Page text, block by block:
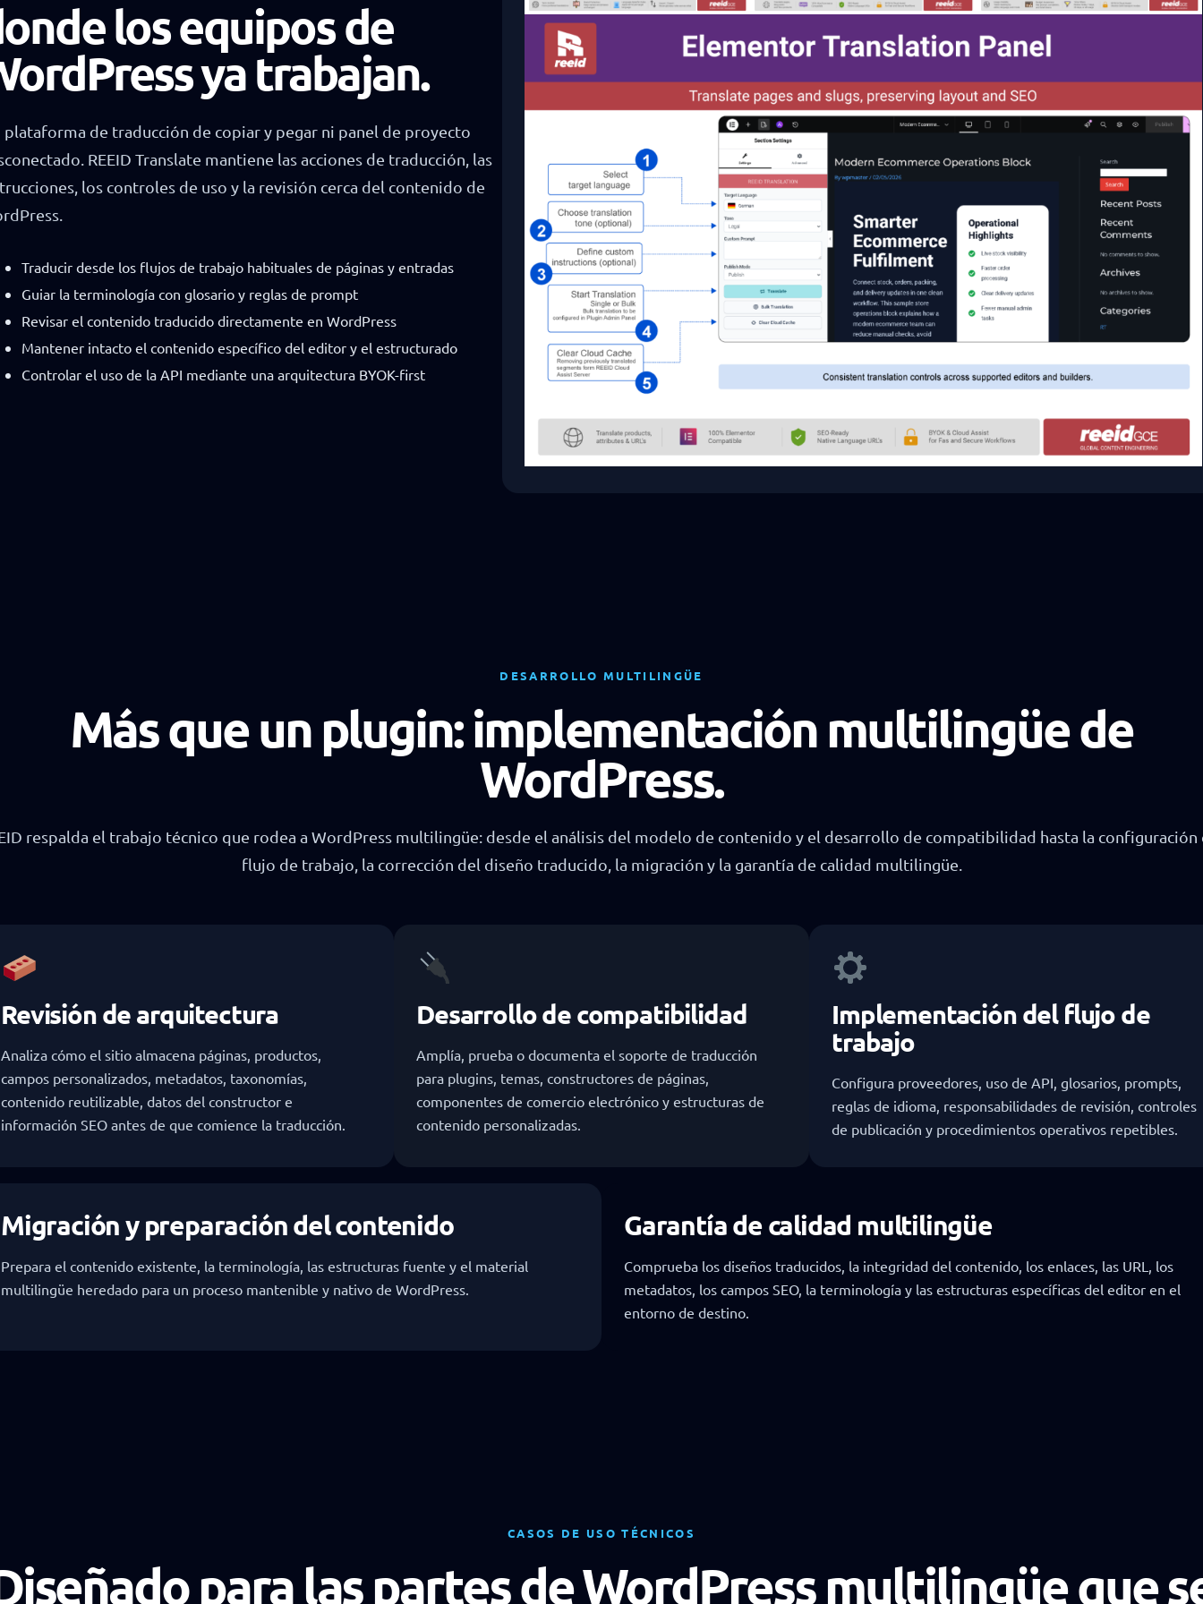
los equipos de
ya trabajan.
plataforma de traducción de copiar y pegar ni panel de proyecto
REEID Translate mantiene las acciones de traducción, las
los controles de uso y la revisión cerca del contenido de
Traducir desde los flujos de trabajo habituales de páginas y entradas
Guiar la terminología con glosario y reglas de prompt
Revisar el contenido traducido directamente en WordPress
Mantener intacto el contenido específico del editor y el estructurado
Controlar el uso de la API mediante una arquitectura BYOK-first
DESARROLLO MULTILINGÜE
Más que un plugin: implementación multilingüe de
WordPress.
respalda el trabajo técnico que rodea a WordPress multilingüe: desde el análisis del modelo de contenido y el desarrollo de compatibilidad hasta la configuración
flujo de trabajo, la corrección del diseño traducido, la migración y la garantía de calidad multilingüe.
Revisión de arquitectura
Analiza cómo el sitio almacena páginas, productos,
campos personalizados, metadatos, taxonomías,
contenido reutilizable, datos del constructor e
información SEO antes de que comience la traducción.
Desarrollo de compatibilidad
Amplía, prueba o documenta el soporte de traducción
para plugins, temas, constructores de páginas,
componentes de comercio electrónico y estructuras de
contenido personalizadas.
Implementación del flujo de
trabajo
Configura proveedores, uso de API, glosarios, prompts,
reglas de idioma, responsabilidades de revisión, controles
de publicación y procedimientos operativos repetibles.
Migración y preparación del contenido
Prepara el contenido existente, la terminología, las estructuras fuente y el material
multilingüe heredado para un proceso mantenible y nativo de WordPress.
Garantía de calidad multilingüe
Comprueba los diseños traducidos, la integridad del contenido, los enlaces, las URL, los
metadatos, los campos SEO, la terminología y las estructuras específicas del editor en el
entorno de destino.
CASOS DE USO TÉCNICOS
para las partes de WordPress multilingüe que